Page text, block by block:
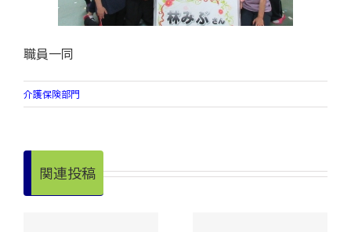
職員一同
介護保険部門
関連投稿